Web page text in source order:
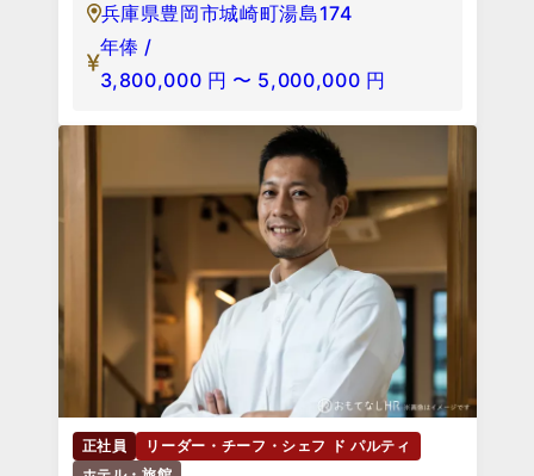
兵庫県豊岡市城崎町湯島174
年俸 /
3,800,000 円 〜 5,000,000 円
正社員
リーダー・チーフ・シェフ ド パルティ